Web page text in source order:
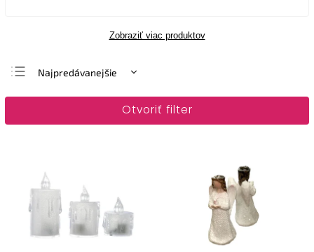
Zobraziť viac produktov
Najpredávanejšie
Najlacnejšie
Otvoriť filter